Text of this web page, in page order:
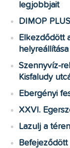
legjobbjait
DIMOP
Elkezdődött
helyreállítása
Szennyvíz-
Kisfaludy
Ebergényi
XXVI.
Lazulj a
Befejeződött